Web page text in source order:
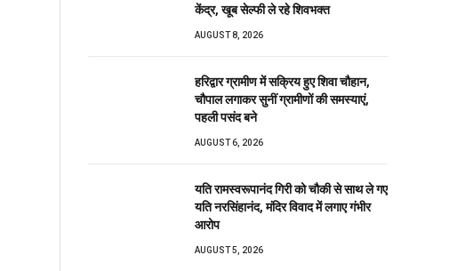
केंद्र, खूब सेल्फी ले रहे शिवभक्त
AUGUST 8, 2026
हरिद्वार ग्रामीण में सक्रिय हुए शिवा चौहान,
चौपाल लगाकर सुनीं ग्रामीणों की समस्याएं,
पहली पसंद बने
AUGUST 6, 2026
यति रामस्वरूपानंद गिरी को चौकी से साथ ले गए
यति नरसिंहानंद, मंदिर विवाद में लगाए गंभीर
आरोप
AUGUST 5, 2026